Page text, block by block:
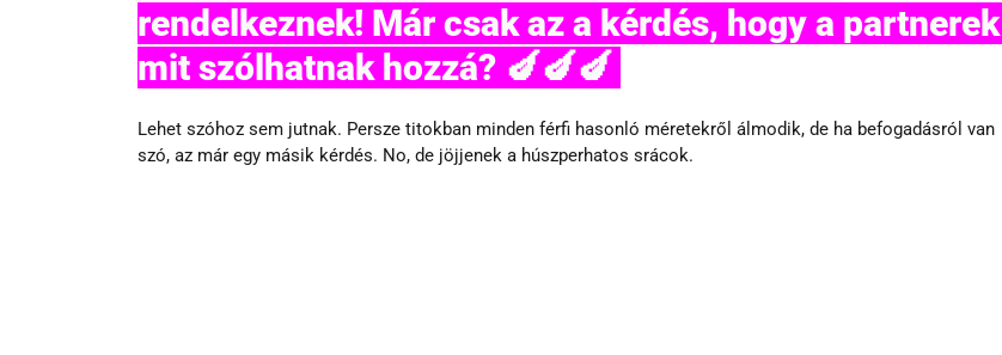
rendelkeznek! Már csak az a kérdés, hogy a partnerek
mit szólhatnak hozzá? 🍆🍆🍆
Lehet szóhoz sem jutnak. Persze titokban minden férfi hasonló méretekről álmodik, de ha befogadásról van
szó, az már egy másik kérdés. No, de jöjjenek a húszperhatos srácok.